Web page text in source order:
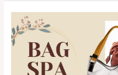
Layanan
Spa
Tas
Premium
Terbaik
Kelapa